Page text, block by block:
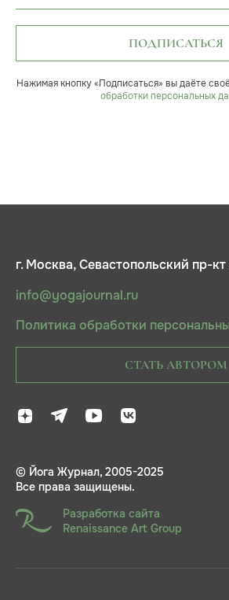
ПОДПИСАТЬСЯ
Нажимая кнопку «Подписаться» вы даёте
обработки персональных
г. Москва, Севастопольский пр-кт
info@yogajournal.ru
Политика обработки
СТАТЬ АВТОРОМ
© Йога Журнал, 2005-2025
Все права защищены.
Разработка сайта
Renaissance Art Group